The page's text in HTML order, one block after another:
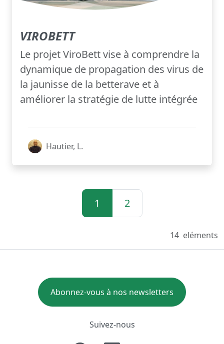
VIROBETT
Le projet ViroBett vise à comprendre la
dynamique de propagation des virus de
la jaunisse de la betterave et à
améliorer la stratégie de lutte intégrée
Hautier, L.
1 2
14 eléments
Abonnez-vous à nos newsletters
Suivez-nous